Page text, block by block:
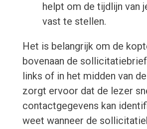
helpt om de tijdlijn van
vast te stellen.
Het is belangrijk om de
bovenaan de
links of in het midden van
zorgt ervoor dat de lezer
contactgegevens kan
weet wanneer de